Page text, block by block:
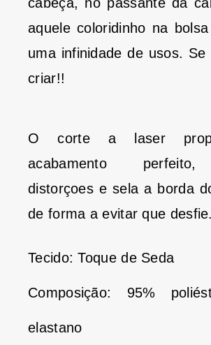
aquele coloridinho na
uma infinidade de usos. Se
criar!!
O corte a laser
acabamento
distorçoes e sela a borda
de forma a evitar que desfie.
Tecido: Toque de Seda
Composição: 95%
elastano